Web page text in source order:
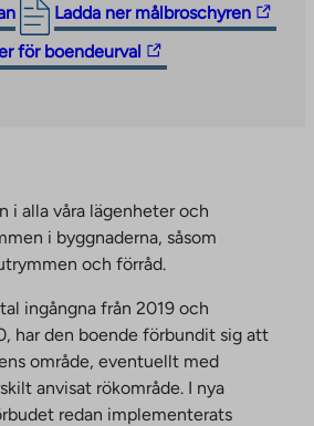
Ladda ner målbroschyren
The
link
takes
Link
opens
in
a
new
tab
för boendeurval
i alla våra lägenheter och
i byggnaderna, såsom
och förråd.
ingångna från 2019 och
har den boende förbundit sig att
område, eventuellt med
anvisat rökområde. I nya
redan implementerats